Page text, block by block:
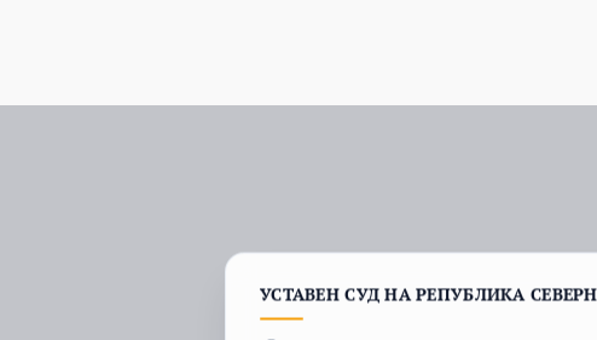
УСТАВЕН СУД НА РЕПУБЛИКА